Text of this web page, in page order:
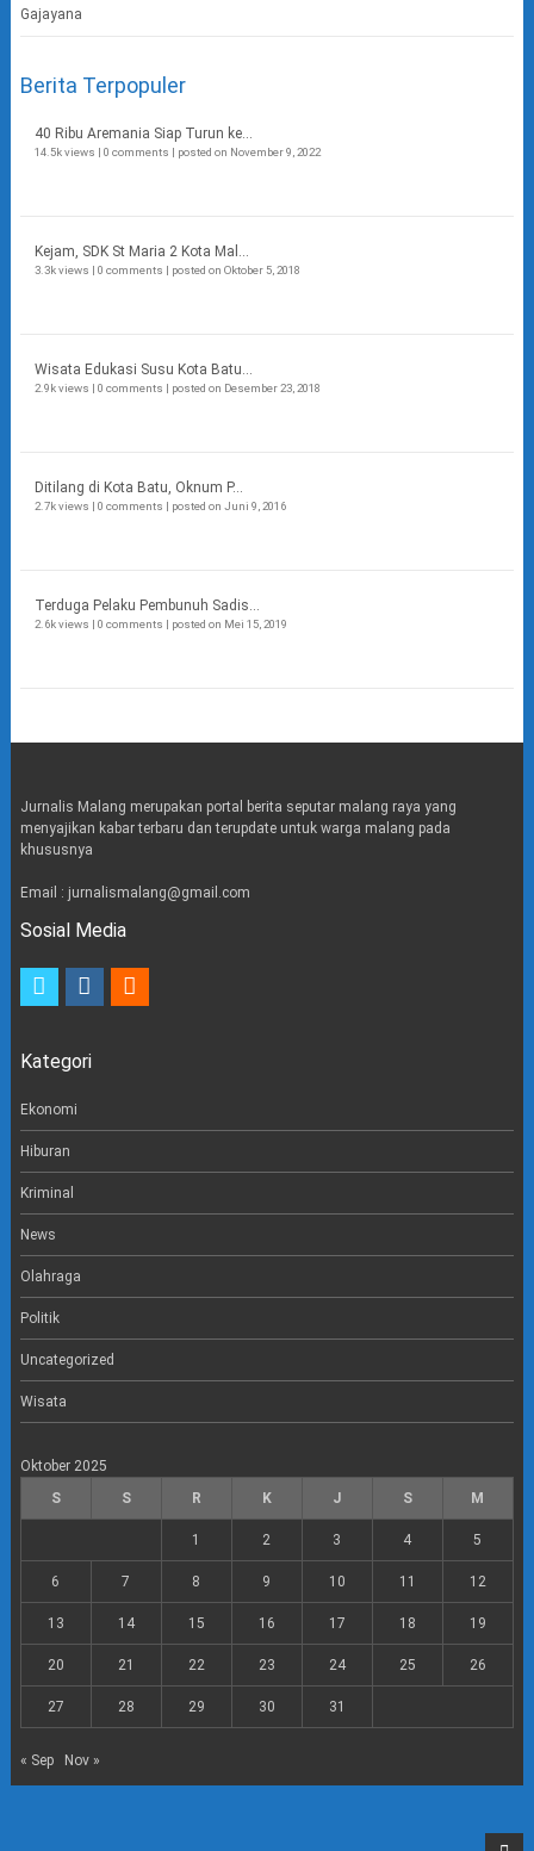
Berita Terpopuler
40 Ribu Aremania Siap Turun ke...
14.5k views | 0 comments | posted on November 9, 2022
Kejam, SDK St Maria 2 Kota Mal...
3.3k views | 0 comments | posted on Oktober 5, 2018
Wisata Edukasi Susu Kota Batu...
2.9k views | 0 comments | posted on Desember 23, 2018
Ditilang di Kota Batu, Oknum P...
2.7k views | 0 comments | posted on Juni 9, 2016
Terduga Pelaku Pembunuh Sadis...
2.6k views | 0 comments | posted on Mei 15, 2019
Jurnalis Malang merupakan portal berita seputar malang raya yang
menyajikan kabar terbaru dan terupdate untuk warga malang pada
khususnya
Email : jurnalismalang@gmail.com
Sosial Media
t
r
a
a
Kategori
Ekonomi
Hiburan
Kriminal
News
Olahraga
Politik
Uncategorized
Wisata
Oktober 2025
S
S R K J S M
1 2 3 4 5
6 7 8 9 10 11 12
13 14 15 16 17 18 19
20 21 22 23 24 25 26
27 28 29 30 31
« Sep Nov »